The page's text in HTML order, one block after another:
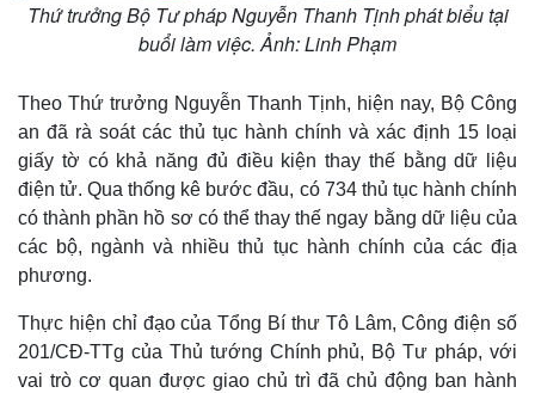
Thứ trưởng Bộ Tư pháp Nguyễn Thanh Tịnh phát biểu tại
buổi làm việc. Ảnh: Linh Phạm
Theo Thứ trưởng Nguyễn Thanh Tịnh, hiện nay, Bộ Công
an đã rà soát các thủ tục hành chính và xác định 15 loại
giấy tờ có khả năng đủ điều kiện thay thế bằng dữ liệu
điện tử. Qua thống kê bước đầu, có 734 thủ tục hành chính
có thành phần hồ sơ có thể thay thế ngay bằng dữ liệu của
các bộ, ngành và nhiều thủ tục hành chính của các địa
phương.
Thực hiện chỉ đạo của Tổng Bí thư Tô Lâm, Công điện số
201/CĐ-TTg của Thủ tướng Chính phủ, Bộ Tư pháp, với
vai trò cơ quan được giao chủ trì đã chủ động ban hành